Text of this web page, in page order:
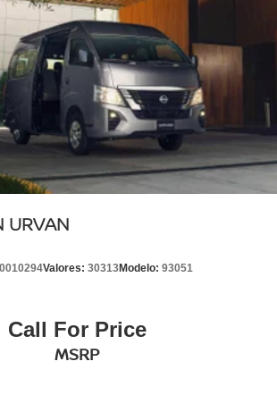
URVAN
Valores: 30313Modelo: 93051
Call For Price
MSRP